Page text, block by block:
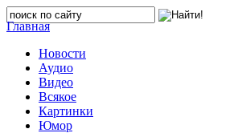
Главная
Новости
Аудио
Видео
Всякое
Картинки
Юмор